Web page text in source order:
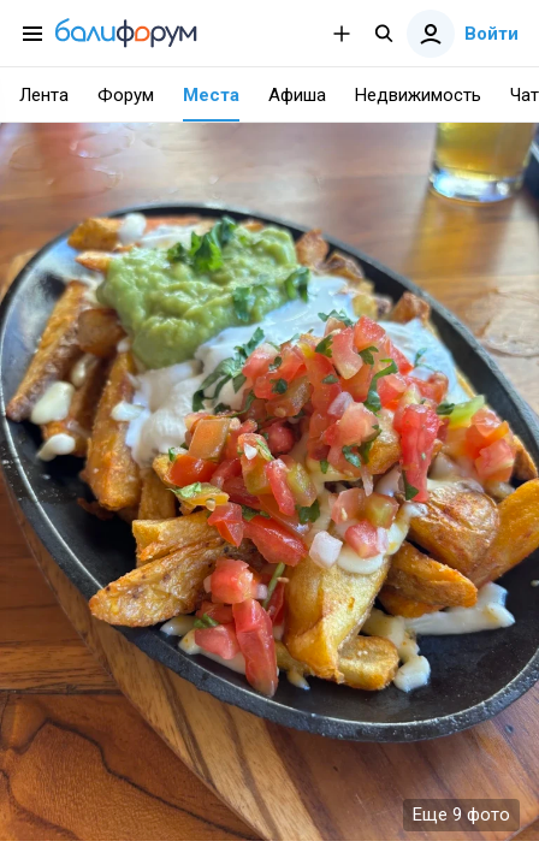
Войти
Лента Форум Места Афиша Недвижимость Чат
Еще 9 фото